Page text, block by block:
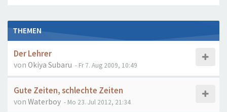
THEMEN
Der Lehrer
von Okiya Subaru - Fr 7. Aug 2009, 10:49
Gute Zeiten, schlechte Zeiten
von Waterboy - Mo 23. Jul 2012, 21:34